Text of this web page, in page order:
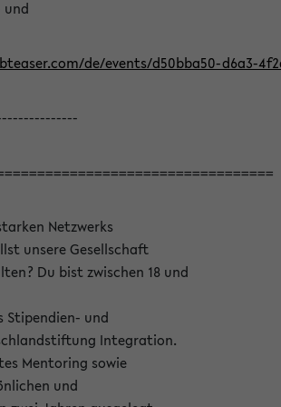
und
de/events/d50bba50-d6a3-
Netzwerks
unsere Gesellschaft
Du bist zwischen 18 und
Stipendien- und
Integration.
Mentoring sowie
und